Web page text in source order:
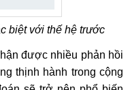
biệt với thế hệ trước
được nhiều phản hồi
thịnh hành trong cộng